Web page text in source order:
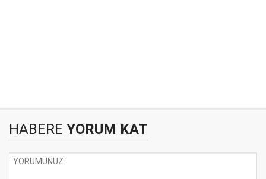
HABERE YORUM KAT